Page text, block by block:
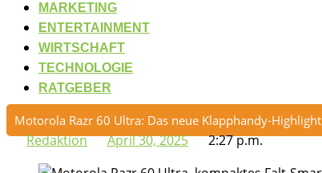
MARKETING
ENTERTAINMENT
WIRTSCHAFT
TECHNOLOGIE
RATGEBER
Motorola Razr 60 Ultra: Das neue Klapphandy-Highlight
Redaktion April 30, 2025 2:27 p.m.